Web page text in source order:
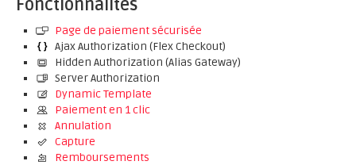
Fonctionnalités
Page de paiement sécurisée
Ajax Authorization (Flex Checkout)
Hidden Authorization (Alias Gateway)
Server Authorization
Dynamic Template
Paiement en 1 clic
Annulation
Capture
Remboursements